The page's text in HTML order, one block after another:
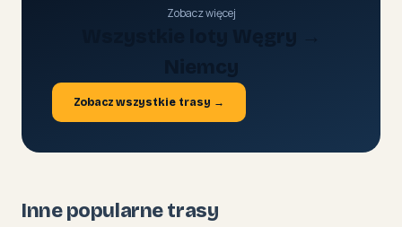
Zobacz więcej
Zobacz wszystkie trasy →
Inne popularne trasy